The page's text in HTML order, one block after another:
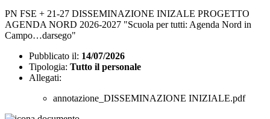
PN FSE + 21-27 DISSEMINAZIONE INIZALE PROGETTO
AGENDA NORD 2026-2027 "Scuola per tutti: Agenda Nord in
Campo…darsego"
Pubblicato il: 14/07/2026
Tipologia: Tutto il personale
Allegati:
annotazione_DISSEMINAZIONE INIZIALE.pdf